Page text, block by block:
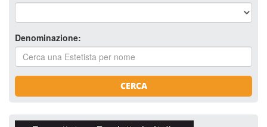
Denominazione:
CERCA